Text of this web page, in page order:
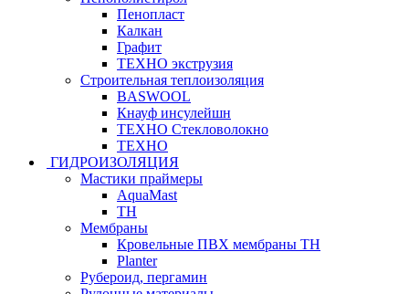
Пенопласт
Калкан
Графит
ТЕХНО экструзия
Строительная теплоизоляция
BASWOOL
Кнауф инсулейшн
ТЕХНО Стекловолокно
ТЕХНО
ГИДРОИЗОЛЯЦИЯ
Мастики праймеры
AquaMast
ТН
Мембраны
Кровельные ПВХ мембраны ТН
Planter
Рубероид, пергамин